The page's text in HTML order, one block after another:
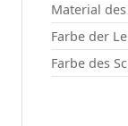
Material
Farbe der
Farbe des